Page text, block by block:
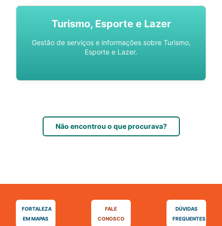
Turismo, Esporte e Lazer
Gestão de serviços e informações sobre Turismo,
Esporte e Lazer.
Não encontrou o que procurava?
FORTALEZA
EM MAPAS
FALE
CONOSCO
DÚVIDAS
FREQUENTES